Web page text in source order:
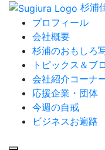
杉浦
プロフィール
会社概要
杉浦のおもしろ
トピックス＆ブ
会社紹介コーナ
応援企業・団体
今週の自戒
ビジネスお遍路